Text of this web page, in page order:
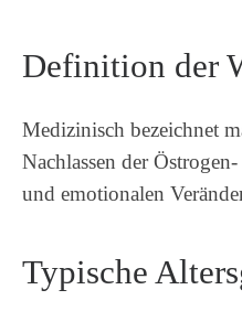
Definition der
Medizinisch bezeichnet
Nachlassen der
und emotionalen
Typische